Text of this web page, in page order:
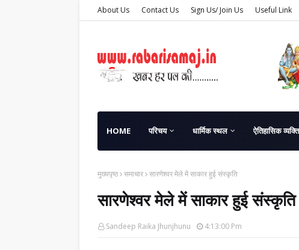
About Us Contact Us Sign Us/ Join Us Useful Link
HOME परिचय धार्मिक स्थल ऐतिहासिक
मुख्यपृष्ठ समाचार सारणेश्वर मेले में साकार हुई संस्कृति
सारणेश्वर मेले में साकार हुई संस्कृति
Sandeep Raika Jhunjhunu 4:13:00 Pm